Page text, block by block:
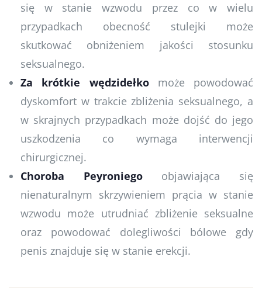
się w stanie wzwodu przez co w wielu
przypadkach obecność stulejki może
skutkować obniżeniem jakości stosunku
seksualnego.
Za krótkie wędzidełkomoże powodować
dyskomfort w trakcie zbliżenia seksualnego, a
w skrajnych przypadkach może dojść do jego
uszkodzenia co wymaga interwencji
chirurgicznej.
Choroba Peyroniegoobjawiająca się
nienaturalnym skrzywieniem prącia w stanie
wzwodu może utrudniać zbliżenie seksualne
oraz powodować dolegliwości bólowe gdy
penis znajduje się w stanie erekcji.